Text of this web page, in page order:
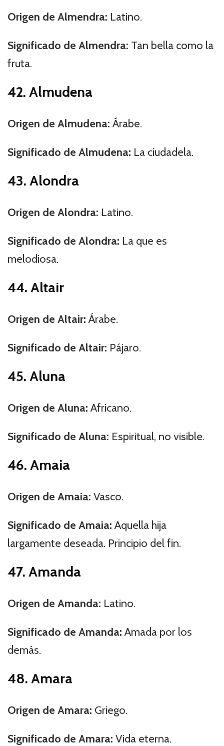
Origen de Almendra: Latino.
Significado de Almendra: Tan bella como la
fruta.
42. Almudena
Origen de Almudena:Árabe.
Significado de Almudena: La ciudadela.
43. Alondra
Origen de Alondra: Latino.
Significado de Alondra: La que es
melodiosa.
44. Altair
Origen de Altair:Árabe.
Significado de Altair: Pájaro.
45. Aluna
Origen de Aluna:Africano.
Significado de Aluna: Espiritual, no visible.
46. Amaia
Origen de Amaia: Vasco.
Significado de Amaia:Aquella hija
largamente deseada. Principio del fin.
47. Amanda
Origen de Amanda: Latino.
Significado de Amanda:Amada por los
demás.
48. Amara
Origen de Amara: Griego.
Significado de Amara: Vida eterna.